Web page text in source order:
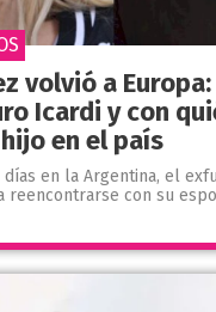
volvió a
Icardi y con
en el país
días en la Argentina, el
reencontrarse con su